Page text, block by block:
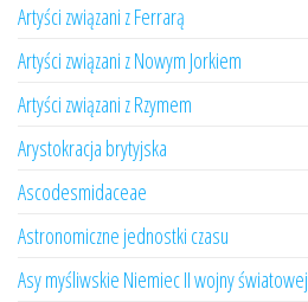
Artyści związani z Ferrarą
Artyści związani z Nowym Jorkiem
Artyści związani z Rzymem
Arystokracja brytyjska
Ascodesmidaceae
Astronomiczne jednostki czasu
Asy myśliwskie Niemiec II wojny światowej